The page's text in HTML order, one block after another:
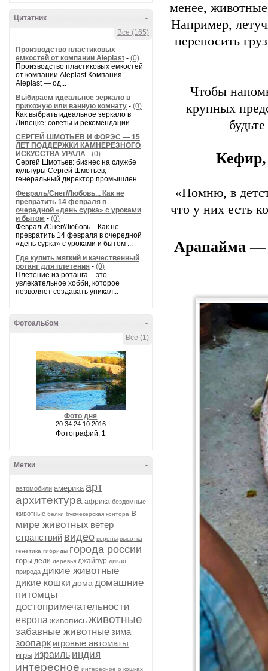
-
Цитатник
Все (165)
Производство пластиковых
емкостей от компании Aleplast - (0)
Производство пластиковых емкостей
от компании Aleplast Компания
Aleplast — од...
Выбираем идеальное зеркало в
прихожую или ванную комнату - (0)
Как выбрать идеальное зеркало в
Липецке: советы и рекомендации ...
СЕРГЕЙ ШМОТЬЕВ И ФОРЭС — 15
ЛЕТ ПОДДЕРЖКИ КАМНЕРЕЗНОГО
ИСКУССТВА УРАЛА - (0)
Сергей Шмотьев: бизнес на службе
культуры Сергей Шмотьев,
генеральный директор промышлен...
Февраль/Снег/Любовь... Как не
превратить 14 февраля в
очередной «день сурка» с уроками
и бытом - (0)
Февраль/Снег/Любовь... Как не
превратить 14 февраля в очередной
«день сурка» с уроками и бытом ...
Где купить мягкий и качественный
ротанг для плетения - (0)
Плетение из ротанга – это
увлекательное хобби, которое
позволяет создавать уникал...
-
Фотоальбом
Все (1)
Фото дня
20:34 24.10.2016
Фотографий: 1
-
Метки
автомобили америка арт
архитектура африка бездомные
животные белки букмекерская контора в
мире животных ветер
странствий видео вороны высотка
генетика гибриды города россии
горы дели деревья джайпур дикая
природа дикие животные
дикие кошки дома домашние
питомцы
достопримечательности
европа живописьживотные
забавные животныезима
зоопарк игровые автоматы
игры израиль индия
интересное интересное о кошках
менее,
Например,
переносить
Чтобы
крупных
Кефир,
«Помню, в
что у них есть
Арапайма —